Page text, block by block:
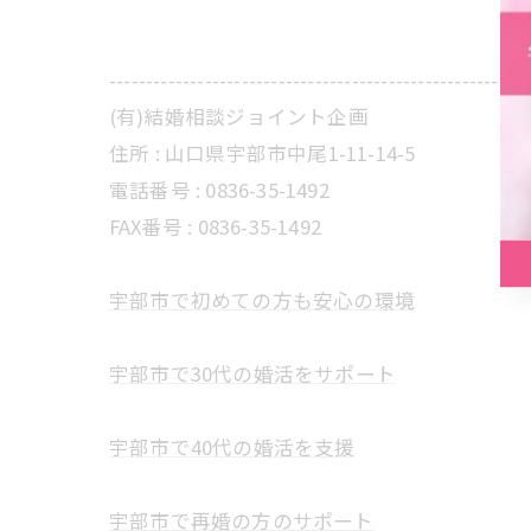
(有)結婚相談ジョイント企画
住所 : 山口県宇部市中尾1-11-14-5
電話番号 : 0836-35-1492
FAX番号 : 0836-35-1492
宇部市で初めての方も安心の環境
宇部市で30代の婚活をサポート
宇部市で40代の婚活を支援
宇部市で再婚の方のサポート